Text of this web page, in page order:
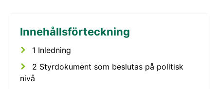
1 Inledning
2 Styrdokument som beslutas på politisk
nivå